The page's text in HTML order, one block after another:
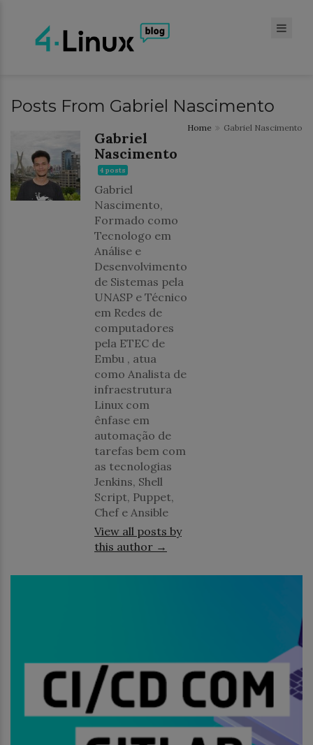
Posts From Gabriel Nascimento
Home Gabriel Nascimento
Gabriel
Nascimento
4 posts
Gabriel
Nascimento,
Formado como
Tecnologo em
Análise e
Desenvolvimento
de Sistemas pela
UNASP e Técnico
em Redes de
computadores
pela ETEC de
Embu , atua
como Analista de
infraestrutura
Linux com
ênfase em
automação de
tarefas bem com
as tecnologias
Jenkins, Shell
Script, Puppet,
Chef e Ansible
View all posts by
this author →